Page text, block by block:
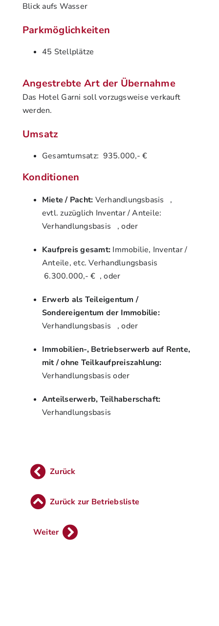
Blick aufs Wasser
Parkmöglichkeiten
45 Stellplätze
Angestrebte Art der Übernahme
Das Hotel Garni soll vorzugsweise verkauft
werden.
Umsatz
Gesamtumsatz: 935.000,- €
Konditionen
Miete / Pacht: Verhandlungsbasis ,
evtl. zuzüglich Inventar / Anteile:
Verhandlungsbasis , oder
Kaufpreis gesamt: Immobilie, Inventar /
Anteile, etc. Verhandlungsbasis
6.300.000,- € , oder
Erwerb als Teileigentum /
Sondereigentum der Immobilie:
Verhandlungsbasis , oder
Immobilien-, Betriebserwerb auf Rente,
mit / ohne Teilkaufpreiszahlung:
Verhandlungsbasis oder
Anteilserwerb, Teilhaberschaft:
Verhandlungsbasis
Zurück
Zurück zur Betriebsliste
Weiter